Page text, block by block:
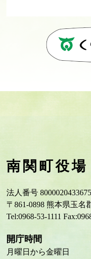
南関町役場
法人番号 8000020433675
〒861-0898 熊本県玉名
Tel:0968-53-1111
開庁時間
月曜日から金曜日